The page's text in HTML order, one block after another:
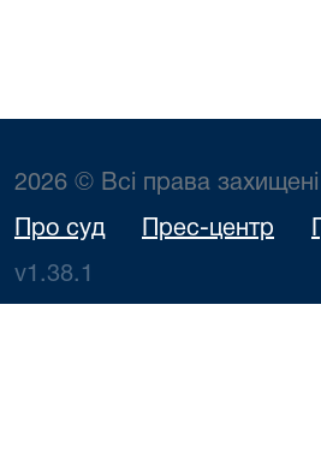
2026 © Всі права захищені
Про суд Прес-центр
v1.38.1